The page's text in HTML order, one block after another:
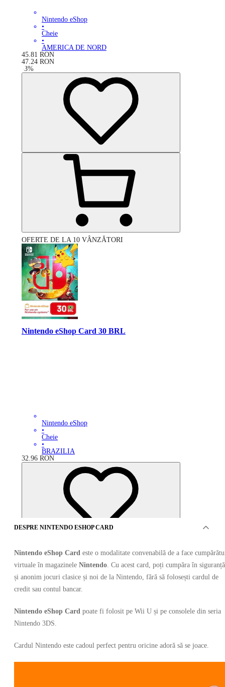
Nintendo eShop
•
Cheie
•
AMERICA DE NORD
45.81 RON
47.24 RON
-3%
OFERTE DE LA 10 VÂNZĂTORI
Nintendo eShop Card 30 BRL
Nintendo eShop
•
Cheie
•
BRAZILIA
32.96 RON
DESPRE NINTENDO ESHOP CARD
Nintendo eShop Card este o modalitate convenabilă de a face
virtuale în magazinele Nintendo . Cu acest card, poți cumpăra în siguranță
și anonim jocuri clasice și noi de la Nintendo, fără să folosești cardul de
credit sau contul bancar.
Nintendo eShop Card poate fi folosit pe Wii U și pe consolele din seria
Nintendo 3DS.
Cardul Nintendo este cadoul perfect pentru oricine adoră să se joace.